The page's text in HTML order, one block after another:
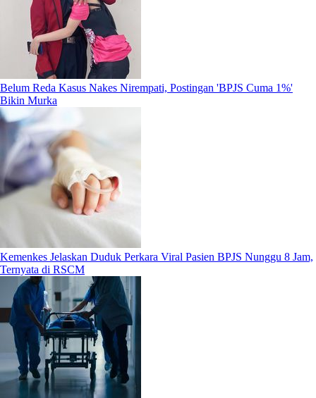
Belum Reda Kasus Nakes Nirempati, Postingan 'BPJS Cuma 1%'
Bikin Murka
Kemenkes Jelaskan Duduk Perkara Viral Pasien BPJS Nunggu 8 Jam,
Ternyata di RSCM